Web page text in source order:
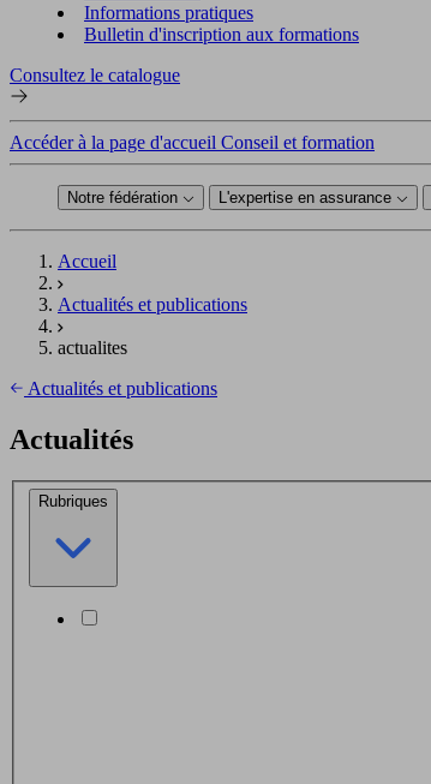
Informations pratiques
Bulletin d'inscription aux formations
Consultez le catalogue
Accéder à la page d'accueil Conseil et formation
Notre fédération L'expertise en assurance
Accueil
Actualités et publications
actualites
Actualités et publications
Actualités
Rubriques